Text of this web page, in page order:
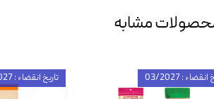
مشابه
تاریخ انقضاء : 03/2027 : 03/2027